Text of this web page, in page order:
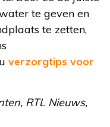
te geven en
te zetten,
verzorgtips voor
RTL Nieuws,